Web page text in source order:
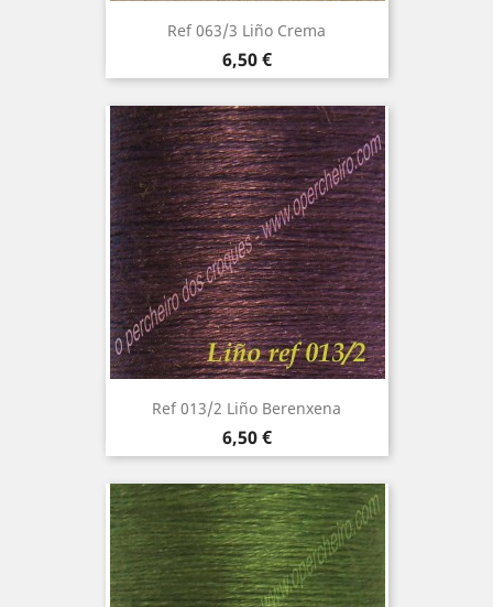
Ref 063/3 Liño Crema
Precio
6,50 €
Ref 013/2 Liño Berenxena
Precio
6,50 €